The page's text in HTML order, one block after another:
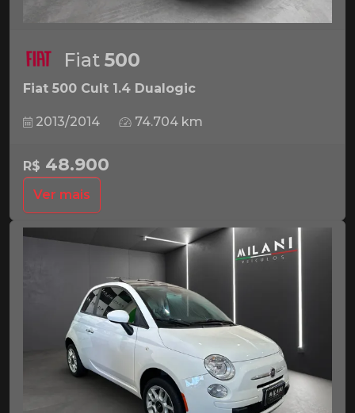
Fiat 500
Fiat 500 Cult 1.4 Dualogic
2013/2014 74.704 km
R$ 48.900
Ver mais